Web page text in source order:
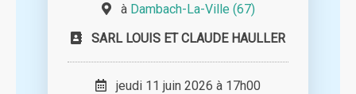
à Dambach-La-Ville (67)
SARL LOUIS ET CLAUDE HAULLER
jeudi 11 juin 2026 à 17h00